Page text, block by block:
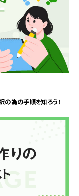
為の手順を知ろう！